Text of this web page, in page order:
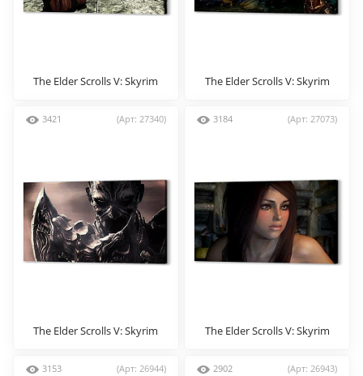
The Elder Scrolls V: Skyrim The Elder Scrolls V: Skyrim
3421 (Арт: 27340)
The Elder Scrolls V: Skyrim
3184 (Арт: 27073)
The Elder Scrolls V: Skyrim
3153 (Арт: 26944) 2902 (Арт: 26943)